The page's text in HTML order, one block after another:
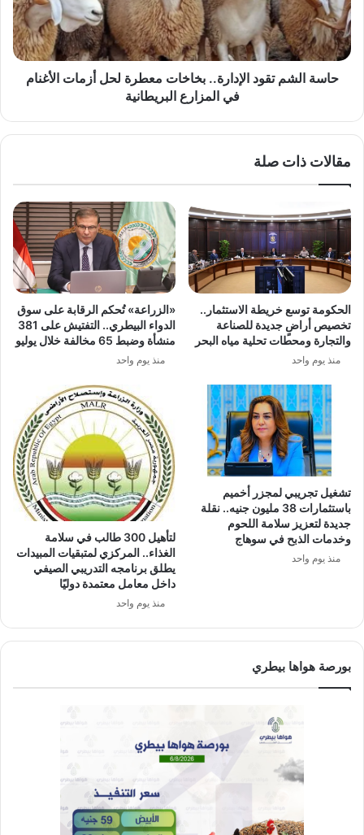
معطرة
لحل
أزمات
الأغنام
فيحاسة الشم تقود الإدارة.. بخاخات معطرة لحل أزمات الأغنام
في المزارع البريطانية
مقالات ذات صلة
الحكومة توسع خريطة الاستثمار..
تخصيص أراضٍ جديدة للصناعة
والتجارة ومحطات تحلية مياه البحر
منذ يوم واحد
«الزراعة» تُحكم الرقابة على سوق
الدواء البيطري.. التفتيش على 381
منشأة وضبط 65 مخالفة خلال يوليو
منذ يوم واحد
تشغيل تجريبي لمجزر أخميم
باستثمارات 38 مليون جنيه.. نقلة
جديدة لتعزيز سلامة اللحوم
وخدمات الذبح في سوهاج
منذ يوم واحد
لتأهيل 300 طالب في سلامة
الغذاء.. المركزي لمتبقيات المبيدات
يطلق برنامجه التدريبي الصيفي
داخل معامل معتمدة دوليًا
منذ يوم واحد
بورصة هواها بيطري